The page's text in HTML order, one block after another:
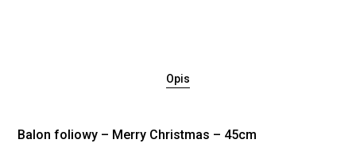
Opis
Balon foliowy – Merry Christmas – 45cm